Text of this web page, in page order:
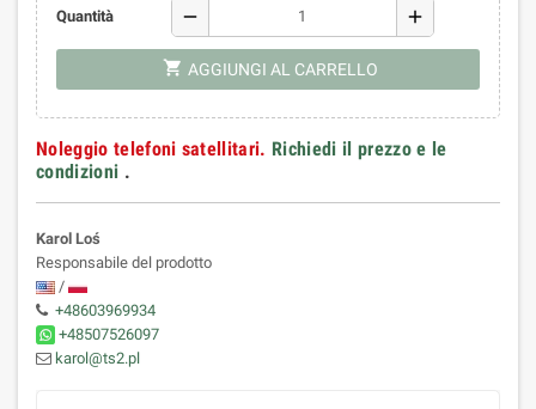
Quantità remove add
shopping_cart AGGIUNGI AL CARRELLO
Noleggio telefoni satellitari. Richiedi il prezzo e le
condizioni .
Karol Loś
Responsabile del prodotto
/
+48603969934
+48507526097
karol@ts2.pl